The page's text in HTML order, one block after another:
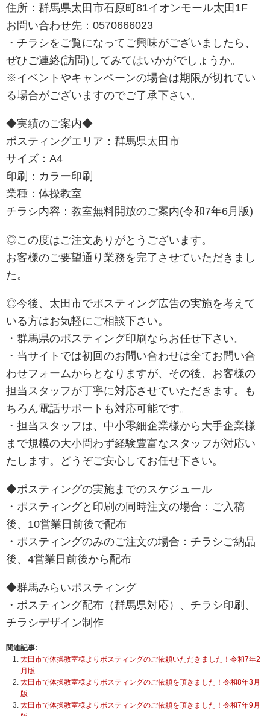
住所：群馬県太田市石原町81イオンモール太田1F
お問い合わせ先： 0570666023
・チラシをご覧になってご興味がございましたら、
ぜひご連絡(訪問)してみてはいかがでしょうか。
※イベントやキャンペーンの場合は期限が切れてい
る場合がございますのでご了承下さい。
◆実績のご案内◆
ポスティングエリア：群馬県太田市
サイズ：A4
印刷：カラー印刷
業種：体操教室
チラシ内容：教室無料開放のご案内(令和7年6月版)
◎この度はご注文ありがとうございます。
お客様のご要望通り業務を完了させていただきまし
た。
◎今後、太田市でポスティング広告の実施を考えて
いる方はお気軽にご相談下さい。
・群馬県のポスティング印刷ならお任せ下さい。
・当サイトでは初回のお問い合わせは全てお問い合
わせフォームからとなりますが、その後、お客様の
担当スタッフが丁寧に対応させていただきます。も
ちろん電話サポートも対応可能です。
・担当スタッフは、中小零細企業様から大手企業様
まで規模の大小問わず経験豊富なスタッフが対応い
たします。どうぞご安心してお任せ下さい。
◆ポスティングの実施までのスケジュール
・ポスティングと印刷の同時注文の場合：ご入稿
後、10営業日前後で配布
・ポスティングのみのご注文の場合：チラシご納品
後、4営業日前後から配布
◆群馬みらいポスティング
・ポスティング配布（群馬県対応）、チラシ印刷、
チラシデザイン制作
関連記事:
太田市で体操教室様よりポスティングのご依頼いただきました！令和7年2
月版
太田市で体操教室様よりポスティングのご依頼を頂きました！令和8年3月
版
太田市で体操教室様よりポスティングのご依頼を頂きました！令和7年9月